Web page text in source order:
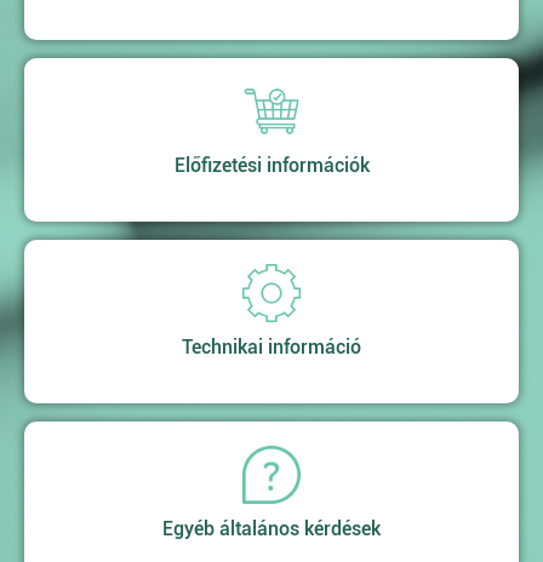
Előfizetési információk
Technikai információ
Egyéb általános kérdések